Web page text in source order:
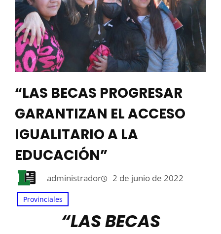
“LAS BECAS PROGRESAR
GARANTIZAN EL ACCESO
IGUALITARIO A LA
EDUCACIÓN”
administrador 2 de junio de 2022
Provinciales
“LAS BECAS